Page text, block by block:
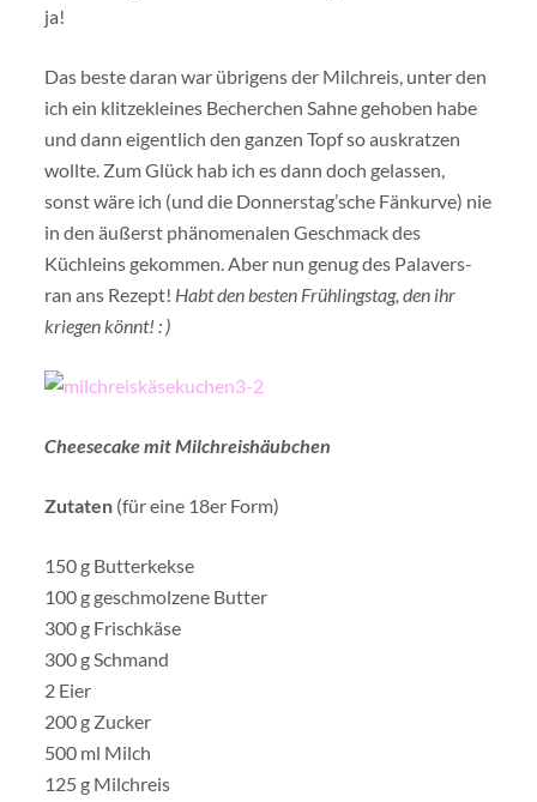
ja!
Das beste daran war übrigens der Milchreis, unter den
ich ein klitzekleines Becherchen Sahne gehoben habe
und dann eigentlich den ganzen Topf so auskratzen
wollte. Zum Glück hab ich es dann doch gelassen,
sonst wäre ich (und die Donnerstag’sche Fänkurve) nie
in den äußerst phänomenalen Geschmack des
Küchleins gekommen. Aber nun genug des Palavers-
ran ans Rezept! Habt den besten Frühlingstag, den ihr
kriegen könnt! : )
Cheesecake mit Milchreishäubchen
Zutaten (für eine 18er Form)
150 g Butterkekse
100 g geschmolzene Butter
300 g Frischkäse
300 g Schmand
2 Eier
200 g Zucker
500 ml Milch
125 g Milchreis